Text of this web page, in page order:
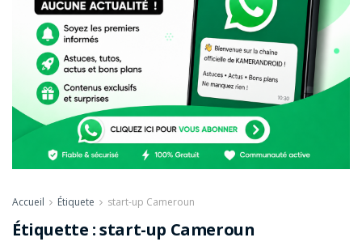
Accueil Étiquete start-up Cameroun
Étiquette :start-up Cameroun